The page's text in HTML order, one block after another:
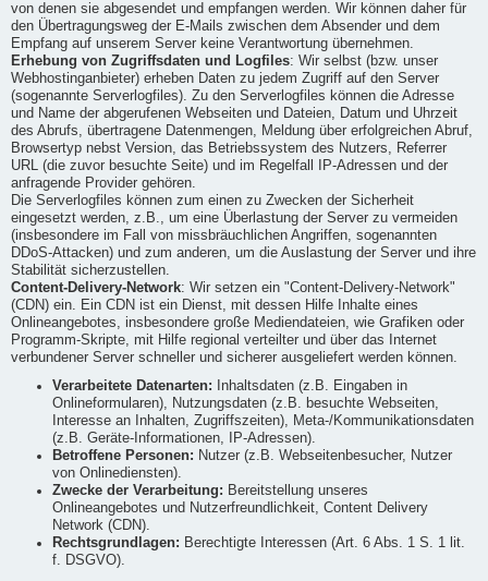
von denen sie abgesendet und empfangen werden. Wir können daher für
den Übertragungsweg der E-Mails zwischen dem Absender und dem
Empfang auf unserem Server keine Verantwortung übernehmen.
Erhebung von Zugriffsdaten und Logfiles: Wir selbst (bzw. unser
Webhostinganbieter) erheben Daten zu jedem Zugriff auf den Server
(sogenannte Serverlogfiles). Zu den Serverlogfiles können die Adresse
und Name der abgerufenen Webseiten und Dateien, Datum und Uhrzeit
des Abrufs, übertragene Datenmengen, Meldung über erfolgreichen Abruf,
Browsertyp nebst Version, das Betriebssystem des Nutzers, Referrer
URL (die zuvor besuchte Seite) und im Regelfall IP-Adressen und der
anfragende Provider gehören.
Die Serverlogfiles können zum einen zu Zwecken der Sicherheit
eingesetzt werden, z.B., um eine Überlastung der Server zu vermeiden
(insbesondere im Fall von missbräuchlichen Angriffen, sogenannten
DDoS-Attacken) und zum anderen, um die Auslastung der Server und ihre
Stabilität sicherzustellen.
Content-Delivery-Network: Wir setzen ein "Content-Delivery-Network"
(CDN) ein. Ein CDN ist ein Dienst, mit dessen Hilfe Inhalte eines
Onlineangebotes, insbesondere große Mediendateien, wie Grafiken oder
Programm-Skripte, mit Hilfe regional verteilter und über das Internet
verbundener Server schneller und sicherer ausgeliefert werden können.
Verarbeitete Datenarten: Inhaltsdaten (z.B. Eingaben in
Onlineformularen), Nutzungsdaten (z.B. besuchte Webseiten,
Interesse an Inhalten, Zugriffszeiten), Meta-/Kommunikationsdaten
(z.B. Geräte-Informationen, IP-Adressen).
Betroffene Personen: Nutzer (z.B. Webseitenbesucher, Nutzer
von Onlinediensten).
Zwecke der Verarbeitung: Bereitstellung unseres
Onlineangebotes und Nutzerfreundlichkeit, Content Delivery
Network (CDN).
Rechtsgrundlagen: Berechtigte Interessen (Art. 6 Abs. 1 S. 1 lit.
f. DSGVO).